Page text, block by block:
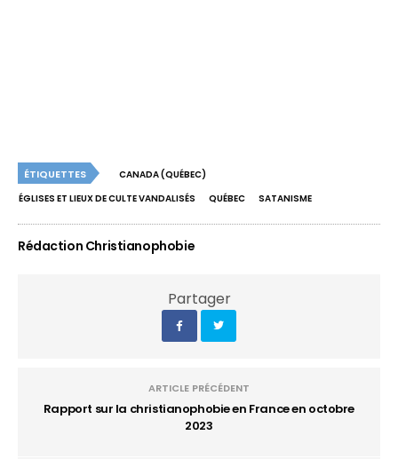
ÉTIQUETTES
CANADA (QUÉBEC)
ÉGLISES ET LIEUX DE CULTE VANDALISÉS
QUÉBEC SATANISME
Rédaction Christianophobie
Partager
ARTICLE PRÉCÉDENT
Rapport sur la christianophobie en France en octobre
2023